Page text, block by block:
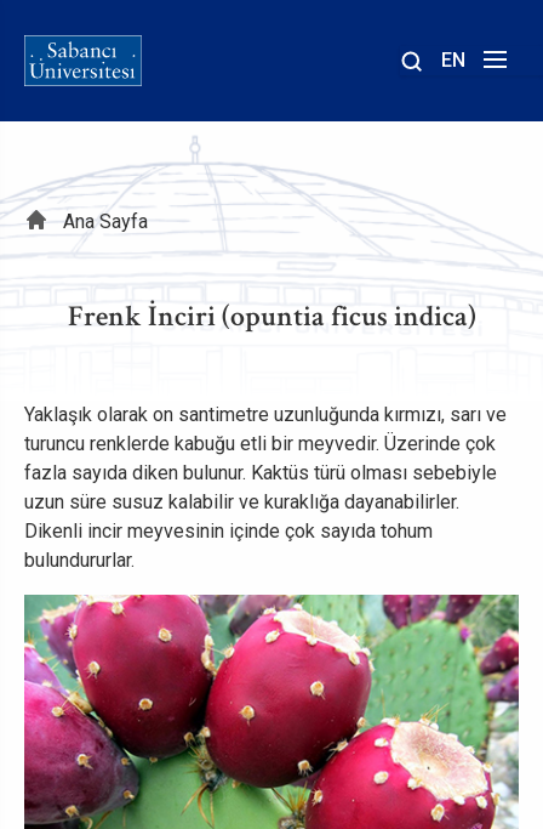
EN
Sayfa
yolu
Ana Sayfa
Frenk İnciri (opuntia ficus indica)
Yaklaşık olarak on santimetre uzunluğunda kırmızı, sarı ve
turuncu renklerde kabuğu etli bir meyvedir. Üzerinde çok
fazla sayıda diken bulunur. Kaktüs türü olması sebebiyle
uzun süre susuz kalabilir ve kuraklığa dayanabilirler.
Dikenli incir meyvesinin içinde çok sayıda tohum
bulundururlar.